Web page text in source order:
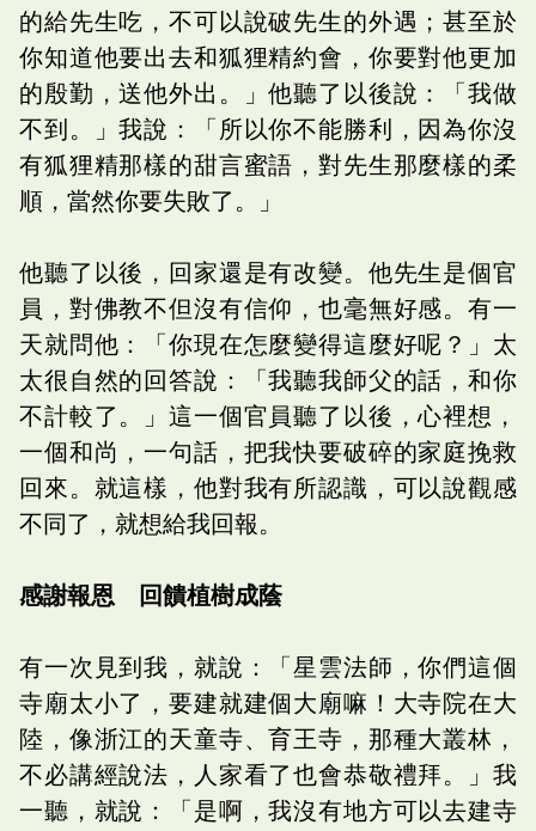
的給先生吃，不可以說破先生的外遇；甚至於
你知道他要出去和狐狸精約會，你要對他更加
的殷勤，送他外出。」他聽了以後說：「我做
不到。」我說：「所以你不能勝利，因為你沒
有狐狸精那樣的甜言蜜語，對先生那麼樣的柔
順，當然你要失敗了。」
他聽了以後，回家還是有改變。他先生是個官
員，對佛教不但沒有信仰，也毫無好感。有一
天就問他：「你現在怎麼變得這麼好呢？」太
太很自然的回答說：「我聽我師父的話，和你
不計較了。」這一個官員聽了以後，心裡想，
一個和尚，一句話，把我快要破碎的家庭挽救
回來。就這樣，他對我有所認識，可以說觀感
不同了，就想給我回報。
感謝報恩 回饋植樹成蔭
有一次見到我，就說：「星雲法師，你們這個
寺廟太小了，要建就建個大廟嘛！大寺院在大
陸，像浙江的天童寺、育王寺，那種大叢林，
不必講經說法，人家看了也會恭敬禮拜。」我
一聽，就說：「是啊，我沒有地方可以去建寺